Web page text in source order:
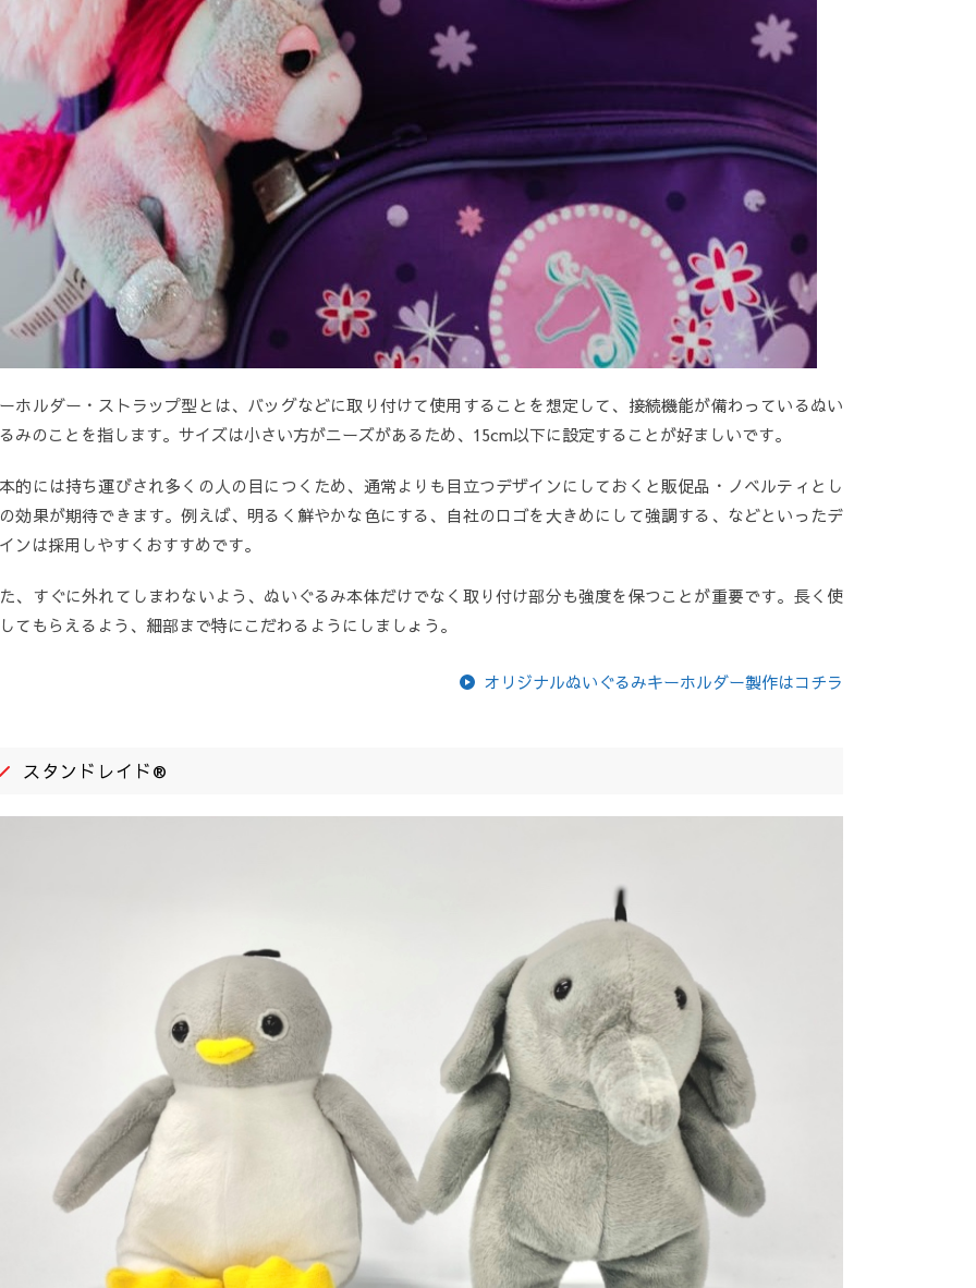
ホルダー・ストラップ型とは、バッグなどに取り付けて使用することを想定して、接続機能が備わっているぬい
みのことを指します。サイズは小さい方がニーズがあるため、15cm以下に設定することが好ましいです。
的には持ち運びされ多くの人の目につくため、通常よりも目立つデザインにしておくと販促品・ノベルティとし
効果が期待できます。例えば、明るく鮮やかな色にする、自社のロゴを大きめにして強調する、などといったデ
ンは採用しやすくおすすめです。
、すぐに外れてしまわないよう、ぬいぐるみ本体だけでなく取り付け部分も強度を保つことが重要です。長く使
てもらえるよう、細部まで特にこだわるようにしましょう。
オリジナルぬいぐるみキーホルダー製作はコチラ
スタンドレイド®